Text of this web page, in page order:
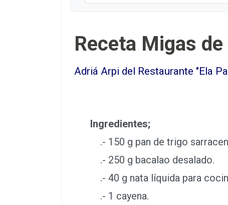
Receta Migas
Adriá Arpi del Restaurante "Ela
Ingredientes;
.- 150 g pan de trigo
.- 250 g bacalao desalado.
.- 40 g nata líquida para
.- 1 cayena.